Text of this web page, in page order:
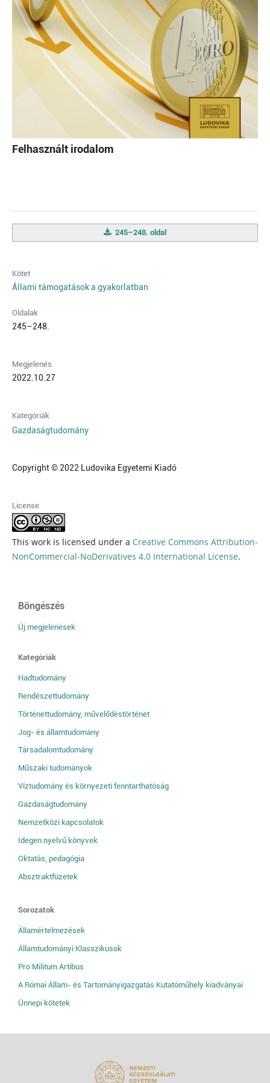
Felhasznált irodalom
245–248. oldal
Kötet
Állami támogatások a gyakorlatban
Oldalak
245–248.
Megjelenés
2022.10.27
Kategóriák
Gazdaságtudomány
Copyright © 2022 Ludovika Egyetemi Kiadó
License
This work is licensed under a Creative Commons Attribution-
NonCommercial-NoDerivatives 4.0 International License.
Böngészés
Új megjelenések
Kategóriák
Hadtudomány
Rendészettudomány
Történettudomány, művelődéstörténet
Jog- és államtudomány
Társadalomtudomány
Műszaki tudományok
Víztudomány és környezeti fenntarthatóság
Gazdaságtudomány
Nemzetközi kapcsolatok
Idegen nyelvű könyvek
Oktatás, pedagógia
Absztraktfüzetek
Sorozatok
Államértelmezések
Államtudományi Klasszikusok
Pro Militum Artibus
A Római Állam- és Tartományigazgatás Kutatóműhely kiadványai
Ünnepi kötetek